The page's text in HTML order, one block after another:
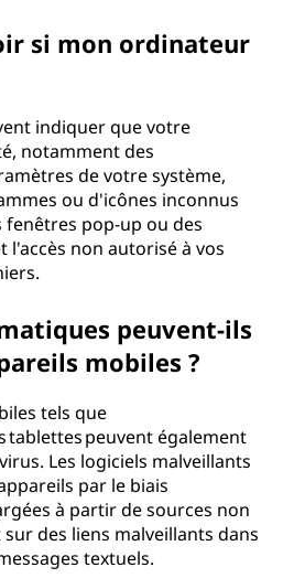
si mon ordinateur
indiquer que votre
notamment des
de votre système,
ou d'icônes inconnus
pop-up ou des
l'accès non autorisé à vos
peuvent-ils
mobiles ?
tels que
tablettes peuvent également
Les logiciels malveillants
par le biais
à partir de sources non
des liens malveillants dans
textuels.